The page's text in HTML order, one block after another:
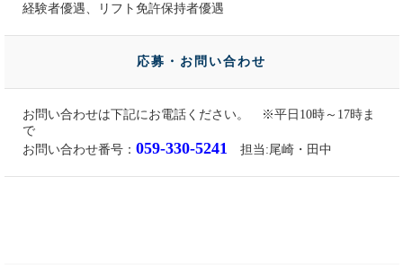
経験者優遇、リフト免許保持者優遇
応募・お問い合わせ
お問い合わせは下記にお電話ください。 ※平日10時～17時ま
で
お問い合わせ番号： 059-330-5241 担当:尾崎・田中